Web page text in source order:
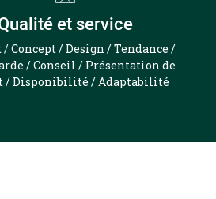
et service
Concept / Design / Tendance /
/ Conseil / Présentation de
/ Disponibilité / Adaptabilité